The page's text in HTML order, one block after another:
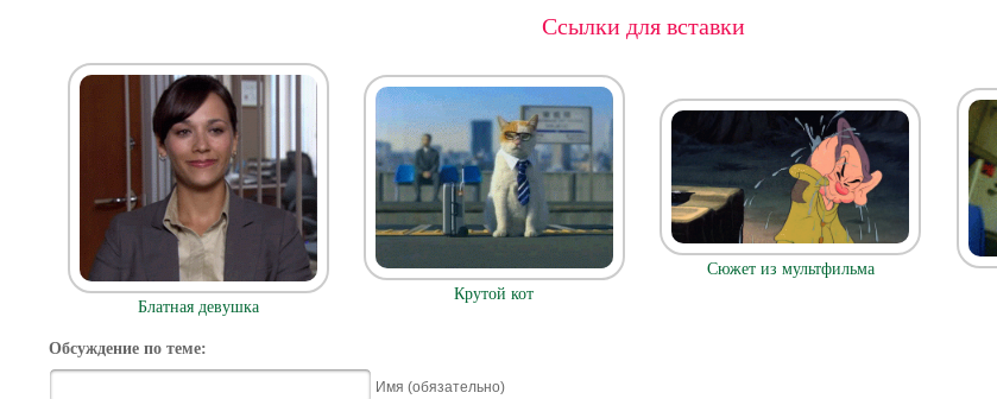
Ссылки для вставки
Блатная девушка
Крутой кот
Сюжет из мультфильма
Обсуждение по теме:
Имя (обязательно)